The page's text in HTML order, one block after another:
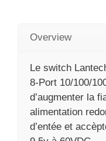
Overview
Le switch
8-Port 10/100/
d’augmenter la
alimentation
d’entée et